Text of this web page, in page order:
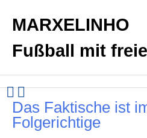
MARXELINHO
Fußball mit
Das Faktische ist
Folgerichtige